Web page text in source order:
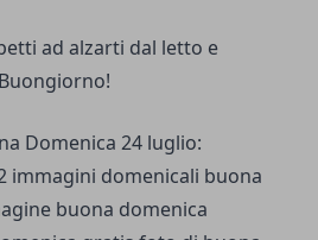
ad alzarti dal letto e